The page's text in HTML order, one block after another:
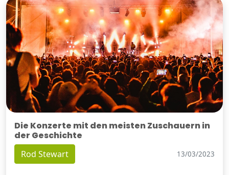
Die Konzerte mit den meisten Zuschauern in
der Geschichte
Rod Stewart 13/03/2023